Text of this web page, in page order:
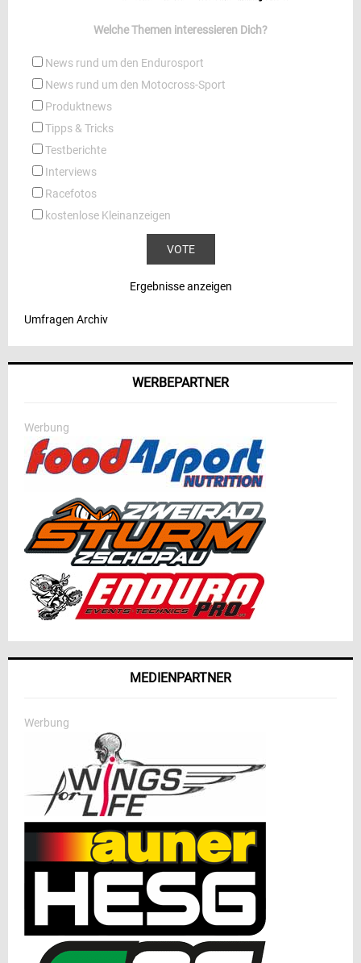
Welche Themen interessieren Dich?
News rund um den Endurosport
News rund um den Motocross-Sport
Produktnews
Tipps & Tricks
Testberichte
Interviews
Racefotos
kostenlose Kleinanzeigen
Ergebnisse anzeigen
Umfragen Archiv
WERBEPARTNER
Werbung
MEDIENPARTNER
Werbung